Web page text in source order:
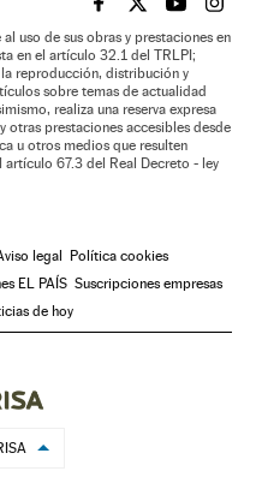
EL PAÍS BRASIL EN
EL PAÍSEL PAÍS
EL
uso de sus obras y prestaciones en
en el artículo 32.1 del TRLPI;
reproducción, distribución y
sobre temas de actualidad
realiza una reserva expresa
otras prestaciones accesibles desde
u otros medios que resulten
67.3 del Real Decreto - ley
legal
Política cookies
EL PAÍS Suscripciones empresas
de hoy